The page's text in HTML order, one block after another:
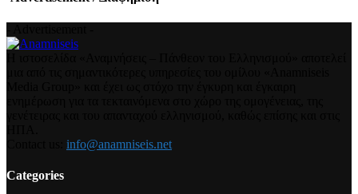
info@anamniseis.net
Categories